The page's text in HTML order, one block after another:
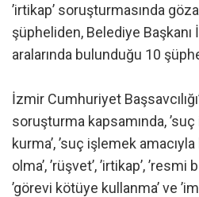
’irtikap’ soruşturmasında
şüpheliden, Belediye Başkanı
aralarında bulunduğu 10
İzmir Cumhuriyet
soruşturma kapsamında,
kurma’, ’suç işlemek
olma’, ’rüşvet’, ’irtikap’,
’görevi kötüye kullanma’ ve